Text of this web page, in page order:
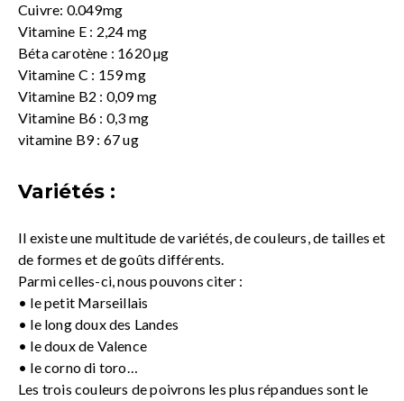
Cuivre: 0.049mg
Vitamine E : 2,24 mg
Béta carotène : 1620 µg
Vitamine C : 159 mg
Vitamine B2 : 0,09 mg
Vitamine B6 : 0,3 mg
vitamine B9 : 67 ug
Variétés :
Il existe une multitude de variétés, de couleurs, de tailles et
de formes et de goûts différents.
Parmi celles-ci, nous pouvons citer :
• le petit Marseillais
• le long doux des Landes
• le doux de Valence
• le corno di toro…
Les trois couleurs de poivrons les plus répandues sont le